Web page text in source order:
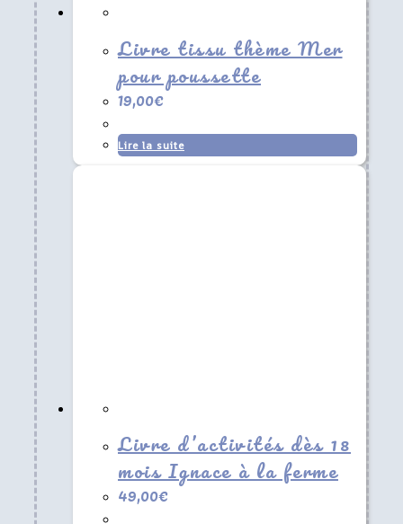
Livre tissu thème Mer
pour poussette
19,00€
Lire la suite
Livre d’activités dès 18
mois Ignace à la ferme
49,00€